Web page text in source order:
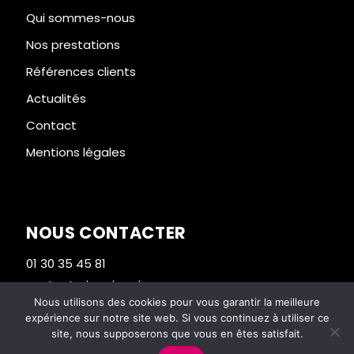
Qui sommes-nous
Nos prestations
Références clients
Actualités
Contact
Mentions légales
NOUS CONTACTER
01 30 35 45 81
contact@imprimeriesos.com
1 rue de Viarmes – 95270 SEUGY
Nous utilisons des cookies pour vous garantir la meilleure
expérience sur notre site web. Si vous continuez à utiliser ce
site, nous supposerons que vous en êtes satisfait.